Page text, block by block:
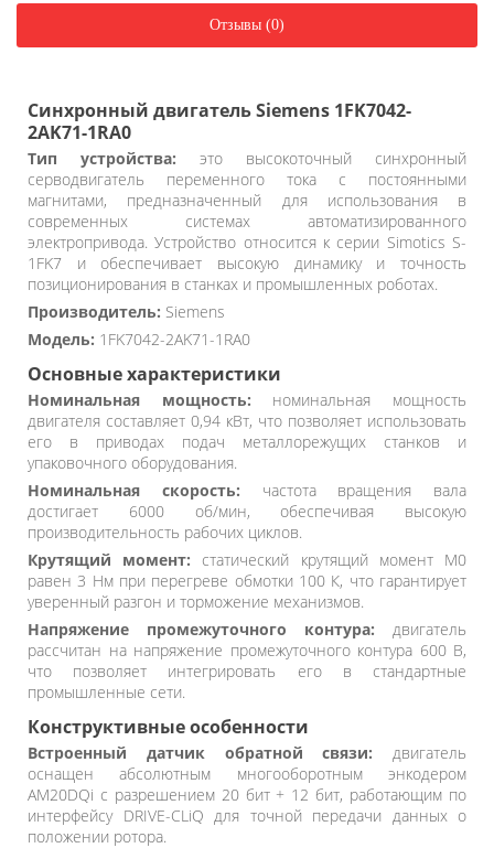
Отзывы (0)
Синхронный двигатель Siemens 1FK7042-
2AK71-1RA0
Тип устройства: это высокоточный синхронный
серводвигатель переменного тока с постоянными
магнитами, предназначенный для использования в
современных системах автоматизированного
электропривода. Устройство относится к серии Simotics S-
1FK7 и обеспечивает высокую динамику и точность
позиционирования в станках и промышленных роботах.
Производитель: Siemens
Модель: 1FK7042-2AK71-1RA0
Основные характеристики
Номинальная мощность: номинальная мощность
двигателя составляет 0,94 кВт, что позволяет использовать
его в приводах подач металлорежущих станков и
упаковочного оборудования.
Номинальная скорость: частота вращения вала
достигает 6000 об/мин, обеспечивая высокую
производительность рабочих циклов.
Крутящий момент: статический крутящий момент M0
равен 3 Нм при перегреве обмотки 100 К, что гарантирует
уверенный разгон и торможение механизмов.
Напряжение промежуточного контура: двигатель
рассчитан на напряжение промежуточного контура 600 В,
что позволяет интегрировать его в стандартные
промышленные сети.
Конструктивные особенности
Встроенный датчик обратной связи: двигатель
оснащен абсолютным многооборотным энкодером
AM20DQi с разрешением 20 бит + 12 бит, работающим по
интерфейсу DRIVE-CLiQ для точной передачи данных о
положении ротора.